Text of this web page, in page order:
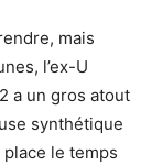
mais
l’ex-U
a un gros atout
synthétique
le temps